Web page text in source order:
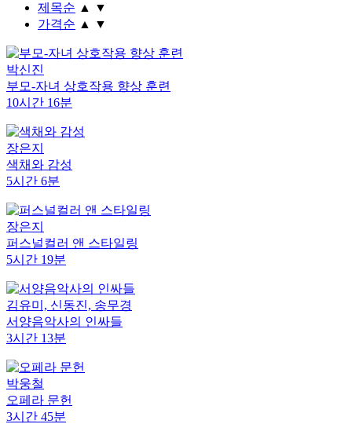
제목순 ▲
▼
가격순 ▲ ▼
박신진
부모-자녀 상호작용 향상 훈련
10시간 16분
장은지
색채와 감성
5시간 6분
장은지
퍼스널컬러 앤 스타일링
5시간 19분
김유미, 신동진, 송무경
서양음악사의 인싸들
3시간 13분
박웅철
오페라 문헌
3시간 45분